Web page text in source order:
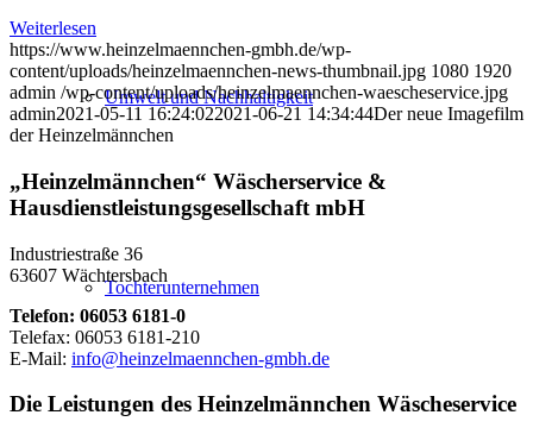
Umwelt und Nachhaltigkeit
Tochterunternehmen
Weiterlesen
https://www.heinzelmaennchen-gmbh.de/wp-
content/uploads/heinzelmaennchen-news-thumbnail.jpg 1080 1920
admin /wp-content/uploads/heinzelmaennchen-waescheservice.jpg
admin2021-05-11 16:24:022021-06-21 14:34:44Der neue Imagefilm
der Heinzelmännchen
„Heinzelmännchen“ Wäscherservice &
Hausdienstleistungsgesellschaft mbH
Industriestraße 36
63607 Wächtersbach
Telefon: 06053 6181-0
Telefax: 06053 6181-210
E-Mail: info@heinzelmaennchen-gmbh.de
Die Leistungen des Heinzelmännchen Wäscheservice